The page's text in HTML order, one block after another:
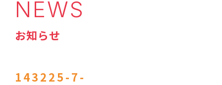
NEWS
お知らせ
143225-7-